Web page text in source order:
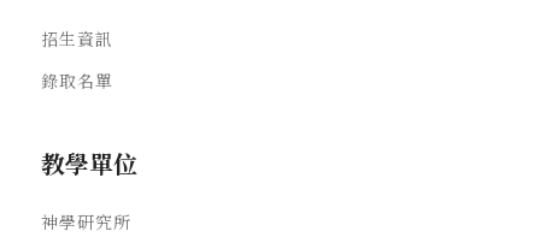
招生資訊
錄取名單
教學單位
神學研究所